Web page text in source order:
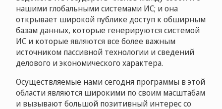
нашими глобальными системами ИС; и она
открывает широкой публике доступ к обширным
базам данных, которые генерируются системой
ИС и которые являются все более важным
источником пассивной технологии и сведений
делового и экономического характера.
Осуществляемые нами сегодня программы в этой
области являются широкими по своим масштабам
и вызывают большой позитивный интерес со